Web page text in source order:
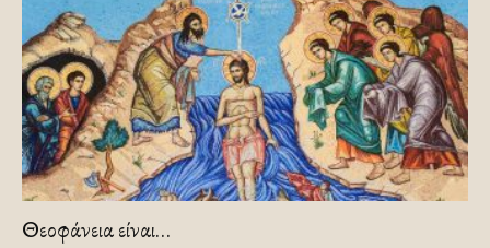
Θεοφάνεια είναι…